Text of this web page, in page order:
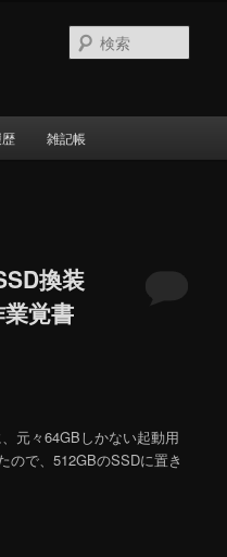
索
雑記帳
換装
覚書
元々64GBしかない起動用
ので、512GBのSSDに置き